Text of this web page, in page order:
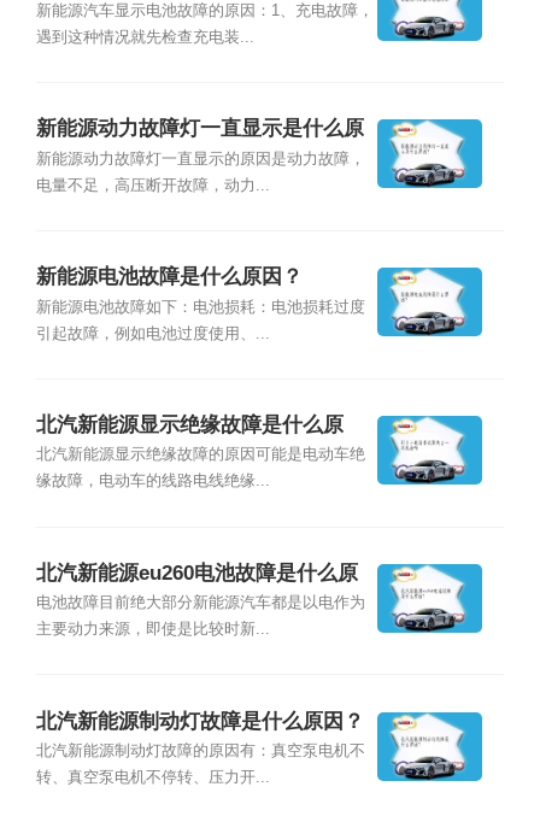
新能源汽车显示电池故障的原因：1、充电故障，
遇到这种情况就先检查充电装...
新能源动力故障灯一直显示是什么原
因？
新能源动力故障灯一直显示的原因是动力故障，
电量不足，高压断开故障，动力...
新能源电池故障是什么原因？
新能源电池故障如下：电池损耗：电池损耗过度
引起故障，例如电池过度使用、...
北汽新能源显示绝缘故障是什么原
因？
北汽新能源显示绝缘故障的原因可能是电动车绝
缘故障，电动车的线路电线绝缘...
北汽新能源eu260电池故障是什么原
因？
电池故障目前绝大部分新能源汽车都是以电作为
主要动力来源，即使是比较时新...
北汽新能源制动灯故障是什么原因？
北汽新能源制动灯故障的原因有：真空泵电机不
转、真空泵电机不停转、压力开...